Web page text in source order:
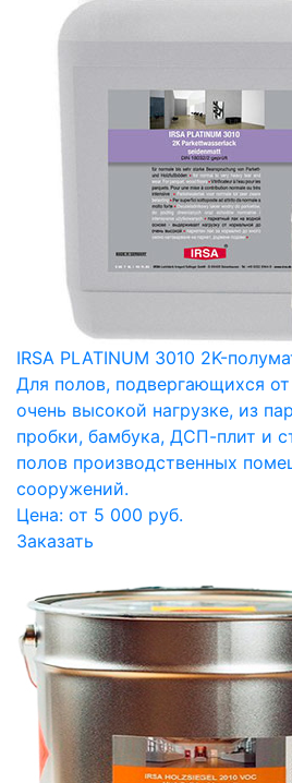
IRSA PLATINUM 3010 2K-
Для полов, подвергающихся
очень высокой нагрузке, из
пробки, бамбука, ДСП-плит и
полов производственных
сооружений.
Цена: от 5 000 руб.
Заказать